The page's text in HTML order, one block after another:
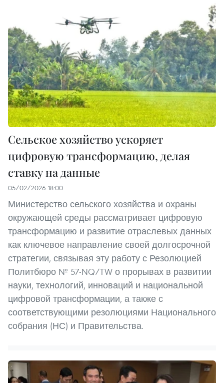
Сельское хозяйство ускоряет
цифровую трансформацию, делая
ставку на данные
05/02/2026 18:00
Министерство сельского хозяйства и охраны
окружающей среды рассматривает цифровую
трансформацию и развитие отраслевых данных
как ключевое направление своей долгосрочной
стратегии, связывая эту работу с Резолюцией
Политбюро № 57-NQ/TW о прорывах в развитии
науки, технологий, инноваций и национальной
цифровой трансформации, а также с
соответствующими резолюциями Национального
собрания (НС) и Правительства.